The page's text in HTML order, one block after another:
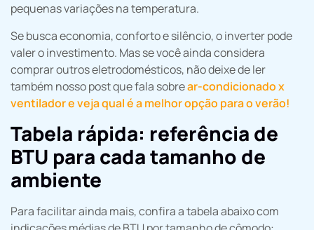
pequenas variações na temperatura.
Se busca economia, conforto e silêncio, o inverter pode
valer o investimento. Mas se você ainda considera
comprar outros eletrodomésticos, não deixe de ler
também nosso post que fala sobrear-condicionado x
ventilador e veja qual é a melhor opção para o verão!
Tabela rápida: referência de
BTU para cada tamanho de
ambiente
Para facilitar ainda mais, confira a tabela abaixo com